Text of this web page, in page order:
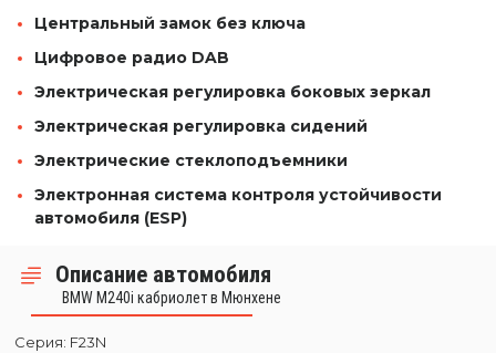
Центральный замок без ключа
Цифровое радио DAB
Электрическая регулировка боковых зеркал
Электрическая регулировка сидений
Электрические стеклоподъемники
Электронная система контроля устойчивости
автомобиля (ESP)
Описание автомобиля
BMW M240i кабриолет в Мюнхене
Серия: F23N